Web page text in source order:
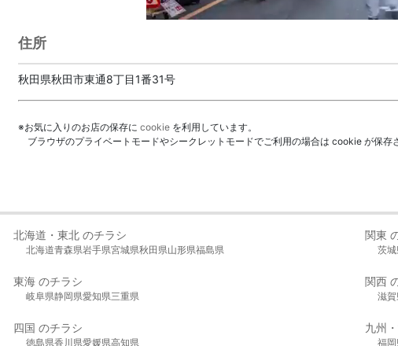
住所
秋田県秋田市東通8丁目1番31号
※お気に入りのお店の保存に cookie を利用しています。
ブラウザのプライベートモードやシークレットモードでご利用の場合は cookie が保存
北海道・東北 のチラシ
北海道青森県岩手県宮城県秋田県山形県福島県
関東
茨
東海 のチラシ
岐阜県静岡県愛知県三重県
関西
滋
四国 のチラシ
徳島県香川県愛媛県高知県
九州
福